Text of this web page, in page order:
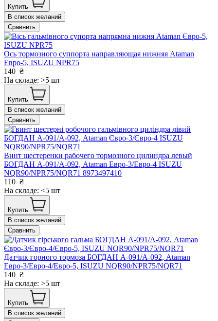
Купить
В список желаний
Сравнить
Ось тормозного суппорта направляющая нижняя Ataman
Евро-5, ISUZU NPR75
140 ₴
На складе: >5 шт
Купить
В список желаний
Сравнить
Винт шестеренки рабочего тормозного цилиндра левый
БОГДАН А-091/А-092, Ataman Евро-3/Евро-4 ISUZU
NQR90/NPR75/NQR71 8973497410
110 ₴
На складе: <5 шт
Купить
В список желаний
Сравнить
Датчик горного тормоза БОГДАН А-091/А-092, Ataman
Евро-3/Евро-4/Евро-5, ISUZU NQR90/NPR75/NQR71
140 ₴
На складе: >5 шт
Купить
В список желаний